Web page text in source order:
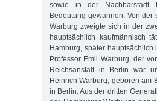
sowie in der Nachbarstadt
Bedeutung gewannen. Von
Warburg zweigte sich in der
hauptsächlich kaufmännisch
Hamburg, später
Professor Emil Warburg, der
Reichsanstalt in Berlin war
Heinrich Warburg, geboren am
in Berlin. Aus der dritten